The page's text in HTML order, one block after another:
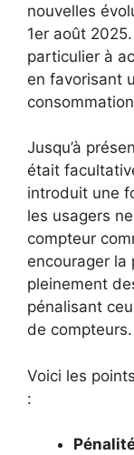
nouvelles
1er août
particulier à
en favorisant
Jusqu’à
était
introduit une
les usagers
compteur
encourager la
pleinement
pénalisant
de compteurs.
Voici les
: